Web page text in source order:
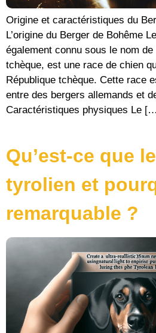
Origine et caractéristiques du
L’origine du Berger de Bohême
également connu sous le nom
tchèque, est une race de chien
République tchèque. Cette race
entre des bergers allemands et
Caractéristiques physiques Le
Qu’est-ce que
tyrolien et
remarquable ?